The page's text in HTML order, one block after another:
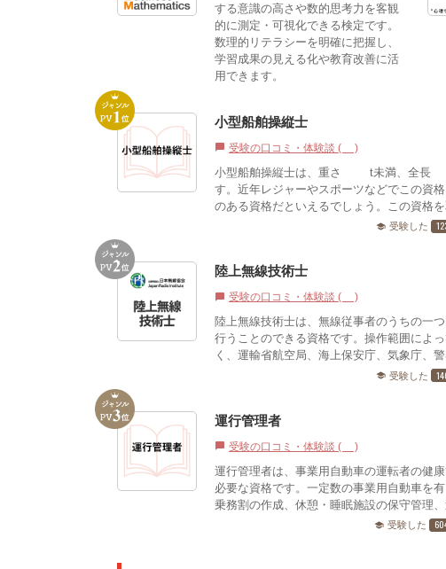
する意識の高さや数的思考力を客観
的に測定・可視化できる検定です。
数理的リテラシーを明確に把握し、
学習成果の見える化や教育改善に活
用できます。
小型船舶操縦士
chat_bubble 受験の口コミ・体験談 (1)
小型船舶操縦士は、重さ20t未満、全長
す。近年レジャーやスポーツなどでこの資
のある資格だといえるでしょう。この資格
school 受験した
陸上無線技術士
chat_bubble 受験の口コミ・体験談 (3)
陸上無線技術士は、無線従事者のうちの一
行うことのできる資格です。操作範囲に
く、運輸省航空局、海上保安庁、気象庁、
school 受験した
運行管理者
chat_bubble 受験の口コミ・体験談 (0)
運行管理者は、事業用自動車の運転者の健
必要な資格です。一定数の事業用自動車を
乗務割の作成、休憩・睡眠施設の保守管理
school 受験した